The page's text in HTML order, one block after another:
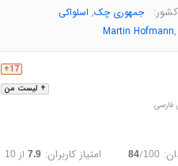
کشور:جمهوری چک, اسلواکی
Martin Hofmann,
+ لیست من
17+
فارسی
84/100 امتیاز کاربران: 7.9 از 10